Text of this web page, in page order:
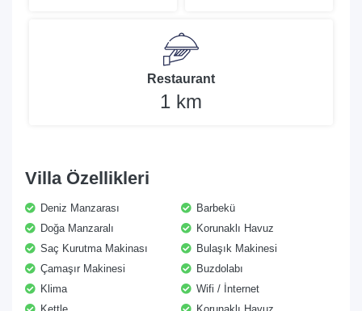
Restaurant
1 km
Villa Özellikleri
Deniz Manzarası
Barbekü
Doğa Manzaralı
Korunaklı Havuz
Saç Kurutma Makinası
Bulaşık Makinesi
Çamaşır Makinesi
Buzdolabı
Klima
Wifi / İnternet